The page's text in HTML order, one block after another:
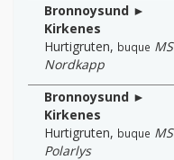
Bronnoysund ►
Kirkenes
Hurtigruten, buque MS
Nordkapp
Bronnoysund ►
Kirkenes
Hurtigruten, buque MS
Polarlys